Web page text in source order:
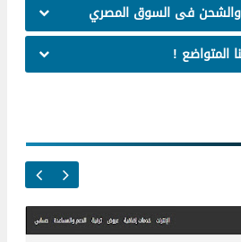
فى السوق المصري
المتواضع !
الشهري ومعالجة المشاكل